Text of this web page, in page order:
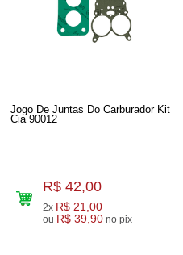
Jogo De Juntas Do Carburador Kit
Cia 90012
R$ 42,00
2x R$ 21,00
ou R$ 39,90 no pix